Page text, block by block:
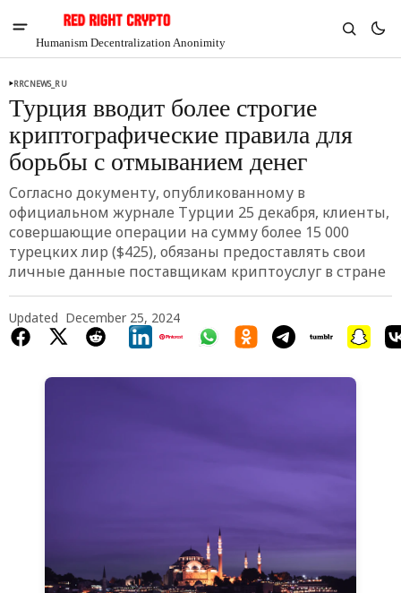
Humanism Decentralization Anonimity
Chia
$1.45
RRCNEWS_RU
Турция вводит более строгие
криптографические правила для
борьбы с отмыванием денег
Согласно документу, опубликованному в
официальном журнале Турции 25 декабря, клиенты,
совершающие операции на сумму более 15 000
турецких лир ($425), обязаны предоставлять свои
личные данные поставщикам криптоуслуг в стране
Updated December 25, 2024